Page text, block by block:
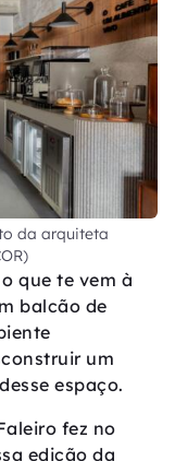
da arquiteta
que te vem à
balcão de
um
espaço.
fez no
edição da